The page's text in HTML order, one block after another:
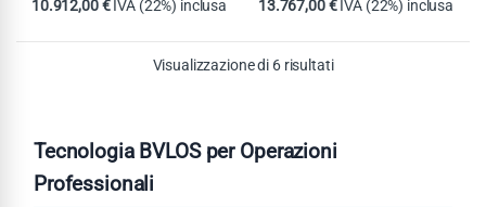
10.912,00€ IVA (22%) inclusa 13.767,00€ IVA (22%) inclusa
Visualizzazione di 6 risultati
Tecnologia BVLOS per Operazioni
Professionali